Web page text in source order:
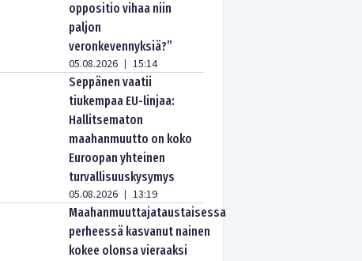
oppositio vihaa niin
paljon
veronkevennyksiä?”
05.08.2026 | 15:14
Seppänen vaatii
tiukempaa EU-linjaa:
Hallitsematon
maahanmuutto on koko
Euroopan yhteinen
turvallisuuskysymys
05.08.2026 | 13:19
Maahanmuuttajataustaisessa
perheessä kasvanut nainen
kokee olonsa vieraaksi